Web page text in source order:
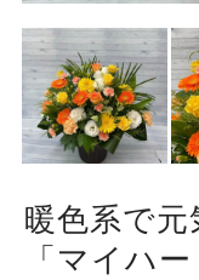
暖色系で
「マイハ